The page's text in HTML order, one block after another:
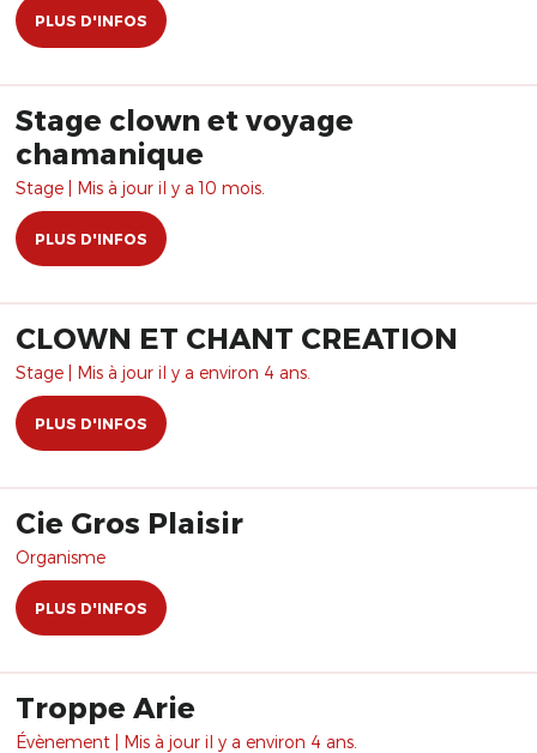
PLUS D'INFOS
Stage clown et voyage
chamanique
Stage | Mis à jour il y a 10 mois.
PLUS D'INFOS
CLOWN ET CHANT CREATION
Stage | Mis à jour il y a environ 4 ans.
PLUS D'INFOS
Cie Gros Plaisir
Organisme
PLUS D'INFOS
Troppe Arie
Évènement | Mis à jour il y a environ 4 ans.